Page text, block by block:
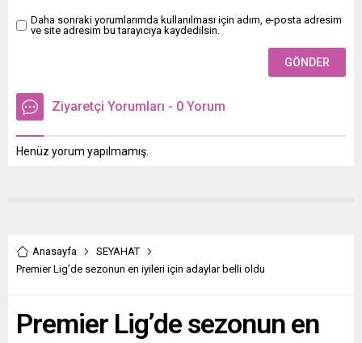
Daha sonraki yorumlarımda kullanılması için adım, e-posta adresim
ve site adresim bu tarayıcıya kaydedilsin.
Ziyaretçi Yorumları - 0 Yorum
Henüz yorum yapılmamış.
Anasayfa
SEYAHAT
Premier Lig’de sezonun en iyileri için adaylar belli oldu
Premier Lig’de sezonun en